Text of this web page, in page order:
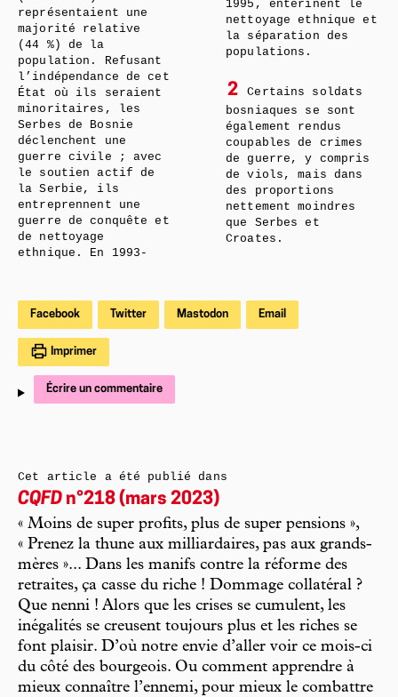
représentaient une
majorité relative
(44 %) de la
population. Refusant
l’indépendance de cet
État où ils seraient
minoritaires, les
Serbes de Bosnie
déclenchent une
guerre civile ; avec
le soutien actif de
la Serbie, ils
entreprennent une
guerre de conquête et
de nettoyage
ethnique. En 1993-
1995, entérinent le
nettoyage ethnique et
la séparation des
populations.
2
Certains soldats
bosniaques se sont
également rendus
coupables de crimes
de guerre, y compris
de viols, mais dans
des proportions
nettement moindres
que Serbes et
Croates.
Facebook Twitter Mastodon Email
Imprimer
Écrire un commentaire
Cet article a été publié dans
CQFD n°218 (mars 2023)
« Moins de super profits, plus de super pensions »,
« Prenez la thune aux milliardaires, pas aux grands-
mères »... Dans les manifs contre la réforme des
retraites, ça casse du riche ! Dommage collatéral ?
Que nenni ! Alors que les crises se cumulent, les
inégalités se creusent toujours plus et les riches se
font plaisir. D’où notre envie d’aller voir ce mois-ci
du côté des bourgeois. Ou comment apprendre à
mieux connaître l’ennemi, pour mieux le combattre